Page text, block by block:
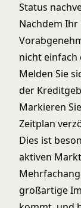
Status
Nachdem
nicht einfach
Melden Sie
der
Markieren
Zeitplan
Dies ist
aktiven
großartige